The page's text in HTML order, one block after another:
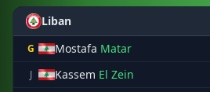
Liban
G Mostafa Matar
J Kassem El Zein